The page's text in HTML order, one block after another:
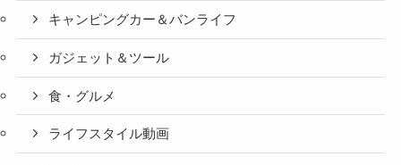
キャンピングカー＆バンライフ
ガジェット＆ツール
食・グルメ
ライフスタイル動画